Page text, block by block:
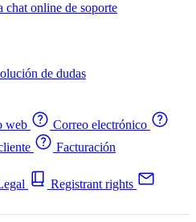
chat online de soporte
de dudas
web
Correo electrónico
Facturación
Registrant rights